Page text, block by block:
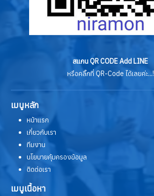
สแกน QR CODE Add LINE
หรือคลิ๊กที่ QR-Code ได้เลยค่ะ...!
เมนูหลัก
หน้าแรก
เกี่ยวกับเรา
ทีมงาน
นโยบายคุ้มครองข้อมูล
ติดต่อเรา
เมนูเนื้อหา